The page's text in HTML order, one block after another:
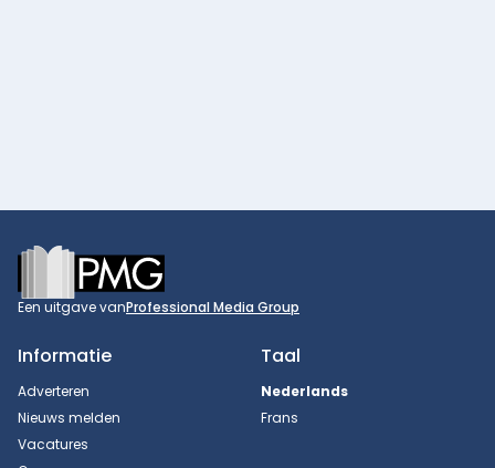
Footer
Een uitgave vanProfessional Media Group
Informatie
Adverteren
Nieuws melden
Vacatures
Taal
Nederlands
Frans